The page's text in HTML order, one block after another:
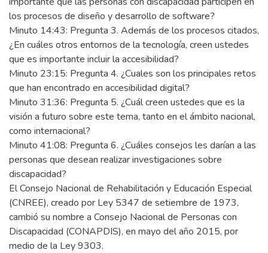
los procesos de diseño y desarrollo de software?
Minuto 14:43: Pregunta 3. Además de los procesos citados,
¿En cuáles otros entornos de la tecnología, creen ustedes
que es importante incluir la accesibilidad?
Minuto 23:15: Pregunta 4. ¿Cuales son los principales retos
que han encontrado en accesibilidad digital?
Minuto 31:36: Pregunta 5. ¿Cuál creen ustedes que es la
visión a futuro sobre este tema, tanto en el ámbito nacional,
como internacional?
Minuto 41:08: Pregunta 6. ¿Cuáles consejos les darían a las
personas que desean realizar investigaciones sobre
discapacidad?
El Consejo Nacional de Rehabilitación y Educación Especial
(CNREE), creado por Ley 5347 de setiembre de 1973,
cambió su nombre a Consejo Nacional de Personas con
Discapacidad (CONAPDIS), en mayo del año 2015, por
medio de la Ley 9303.